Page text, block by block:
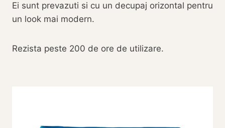
Ei sunt prevazuti si cu un decupaj orizontal pentru
un look mai modern.
Rezista peste 200 de ore de utilizare.